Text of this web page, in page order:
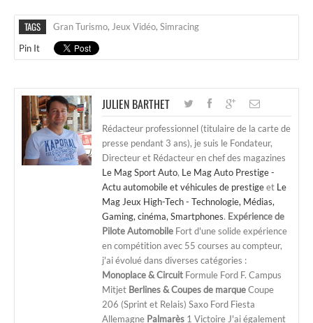
TAGS Gran Turismo, Jeux Vidéo, Simracing
Pin It
JULIEN BARTHET
Rédacteur professionnel (titulaire de la carte de
presse pendant 3 ans), je suis le Fondateur,
Directeur et Rédacteur en chef des magazines
Le Mag Sport Auto, Le Mag Auto Prestige -
Actu automobile et véhicules de prestigeet Le
Mag Jeux High-Tech - Technologie, Médias,
Gaming, cinéma, Smartphones. Expérience de
Pilote Automobile Fort d'une solide expérience
en compétition avec 55 courses au compteur,
j'ai évolué dans diverses catégories :
Monoplace & Circuit Formule Ford F. Campus
Mitjet Berlines & Coupes de marqueCoupe
206 (Sprint et Relais) Saxo Ford Fiesta
Allemagne Palmarès 1 Victoire J'ai également